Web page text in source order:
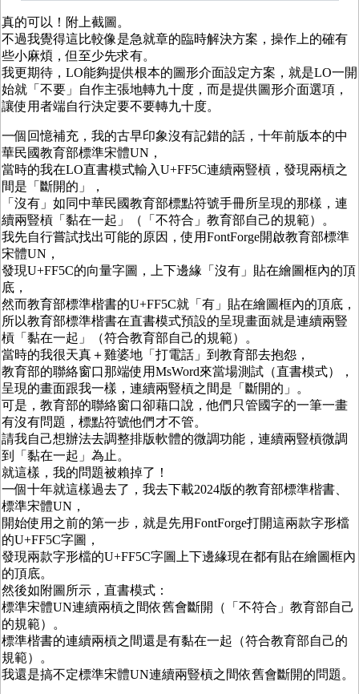
真的可以！附上截圖。
不過我覺得這比較像是急就章的臨時解決方案，操作上的確有
些小麻煩，但至少先求有。
我更期待，LO能夠提供根本的圖形介面設定方案，就是LO一開
始就「不要」自作主張地轉九十度，而是提供圖形介面選項，
讓使用者端自行決定要不要轉九十度。
一個回憶補充，我的古早印象沒有記錯的話，十年前版本的中
華民國教育部標準宋體UN，
當時的我在LO直書模式輸入U+FF5C連續兩豎槓，發現兩槓之
間是「斷開的」，
「沒有」如同中華民國教育部標點符號手冊所呈現的那樣，連
續兩豎槓「黏在一起」（「不符合」教育部自己的規範）。
我先自行嘗試找出可能的原因，使用FontForge開啟教育部標準
宋體UN，
發現U+FF5C的向量字圖，上下邊緣「沒有」貼在繪圖框內的頂
底，
然而教育部標準楷書的U+FF5C就「有」貼在繪圖框內的頂底，
所以教育部標準楷書在直書模式預設的呈現畫面就是連續兩豎
槓「黏在一起」（符合教育部自己的規範）。
當時的我很天真＋雞婆地「打電話」到教育部去抱怨，
教育部的聯絡窗口那端使用MsWord來當場測試（直書模式），
呈現的畫面跟我一樣，連續兩豎槓之間是「斷開的」。
可是，教育部的聯絡窗口卻藉口說，他們只管國字的一筆一畫
有沒有問題，標點符號他們才不管。
請我自己想辦法去調整排版軟體的微調功能，連續兩豎槓微調
到「黏在一起」為止。
就這樣，我的問題被賴掉了！
一個十年就這樣過去了，我去下載2024版的教育部標準楷書、
標準宋體UN，
開始使用之前的第一步，就是先用FontForge打開這兩款字形檔
的U+FF5C字圖，
發現兩款字形檔的U+FF5C字圖上下邊緣現在都有貼在繪圖框內
的頂底。
然後如附圖所示，直書模式：
標準宋體UN連續兩槓之間依舊會斷開（「不符合」教育部自己
的規範）。
標準楷書的連續兩槓之間還是有黏在一起（符合教育部自己的
規範）。
我還是搞不定標準宋體UN連續兩豎槓之間依舊會斷開的問題。